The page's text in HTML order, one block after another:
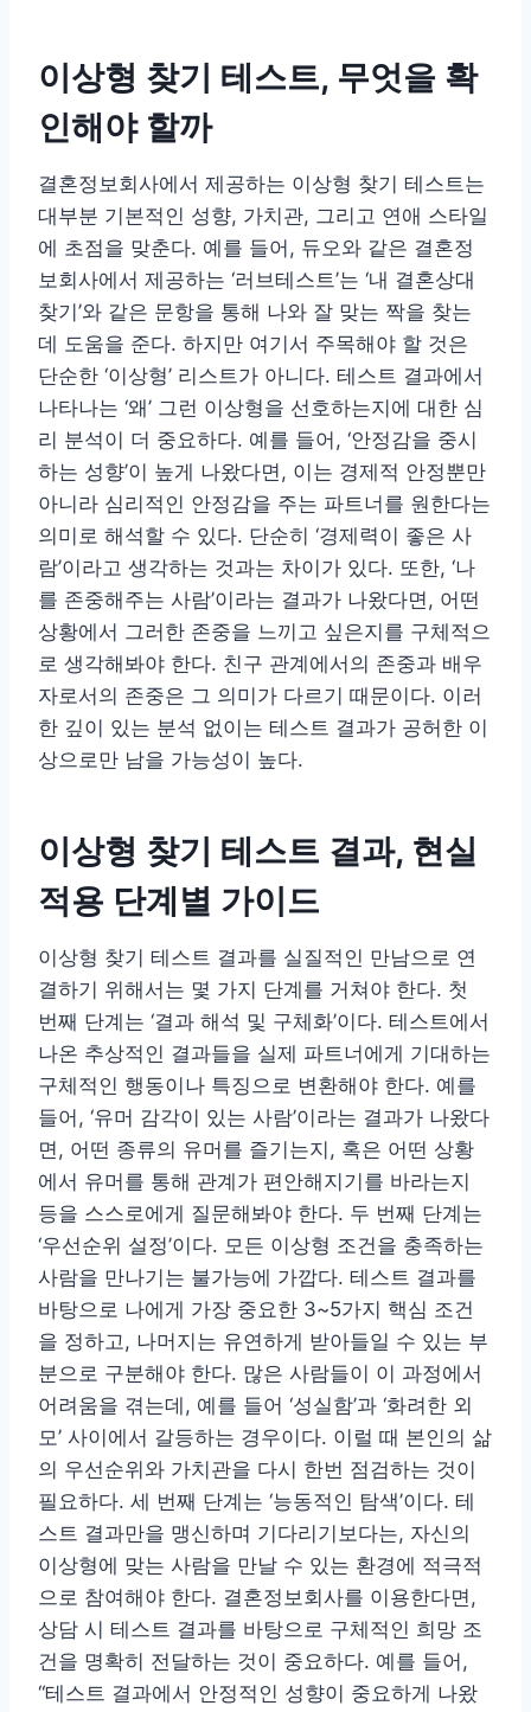
이상형 찾기 테스트, 무엇을 확
인해야 할까
결혼정보회사에서 제공하는 이상형 찾기 테스트는
대부분 기본적인 성향, 가치관, 그리고 연애 스타일
에 초점을 맞춘다. 예를 들어, 듀오와 같은 결혼정
보회사에서 제공하는 ‘러브테스트’는 ‘내 결혼상대
찾기’와 같은 문항을 통해 나와 잘 맞는 짝을 찾는
데 도움을 준다. 하지만 여기서 주목해야 할 것은
단순한 ‘이상형’ 리스트가 아니다. 테스트 결과에서
나타나는 ‘왜’ 그런 이상형을 선호하는지에 대한 심
리 분석이 더 중요하다. 예를 들어, ‘안정감을 중시
하는 성향’이 높게 나왔다면, 이는 경제적 안정뿐만
아니라 심리적인 안정감을 주는 파트너를 원한다는
의미로 해석할 수 있다. 단순히 ‘경제력이 좋은 사
람’이라고 생각하는 것과는 차이가 있다. 또한, ‘나
를 존중해주는 사람’이라는 결과가 나왔다면, 어떤
상황에서 그러한 존중을 느끼고 싶은지를 구체적으
로 생각해봐야 한다. 친구 관계에서의 존중과 배우
자로서의 존중은 그 의미가 다르기 때문이다. 이러
한 깊이 있는 분석 없이는 테스트 결과가 공허한 이
상으로만 남을 가능성이 높다.
이상형 찾기 테스트 결과, 현실
적용 단계별 가이드
이상형 찾기 테스트 결과를 실질적인 만남으로 연
결하기 위해서는 몇 가지 단계를 거쳐야 한다. 첫
번째 단계는 ‘결과 해석 및 구체화’이다. 테스트에서
나온 추상적인 결과들을 실제 파트너에게 기대하는
구체적인 행동이나 특징으로 변환해야 한다. 예를
들어, ‘유머 감각이 있는 사람’이라는 결과가 나왔다
면, 어떤 종류의 유머를 즐기는지, 혹은 어떤 상황
에서 유머를 통해 관계가 편안해지기를 바라는지
등을 스스로에게 질문해봐야 한다. 두 번째 단계는
‘우선순위 설정’이다. 모든 이상형 조건을 충족하는
사람을 만나기는 불가능에 가깝다. 테스트 결과를
바탕으로 나에게 가장 중요한 3~5가지 핵심 조건
을 정하고, 나머지는 유연하게 받아들일 수 있는 부
분으로 구분해야 한다. 많은 사람들이 이 과정에서
어려움을 겪는데, 예를 들어 ‘성실함’과 ‘화려한 외
모’ 사이에서 갈등하는 경우이다. 이럴 때 본인의 삶
의 우선순위와 가치관을 다시 한번 점검하는 것이
필요하다. 세 번째 단계는 ‘능동적인 탐색’이다. 테
스트 결과만을 맹신하며 기다리기보다는, 자신의
이상형에 맞는 사람을 만날 수 있는 환경에 적극적
으로 참여해야 한다. 결혼정보회사를 이용한다면,
상담 시 테스트 결과를 바탕으로 구체적인 희망 조
건을 명확히 전달하는 것이 중요하다. 예를 들어,
“테스트 결과에서 안정적인 성향이 중요하게 나왔